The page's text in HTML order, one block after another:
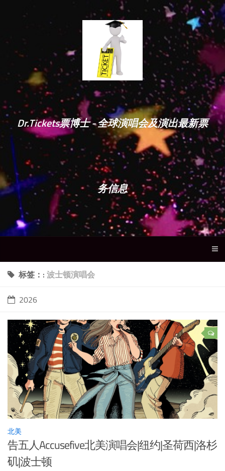
Dr.Tickets票博士 - 全球演唱会及演出最新票
务信息
标签：: 波士顿演唱会
2026
北美
告五人Accusefive北美演唱会|纽约|圣荷西|洛杉
矶|波士顿